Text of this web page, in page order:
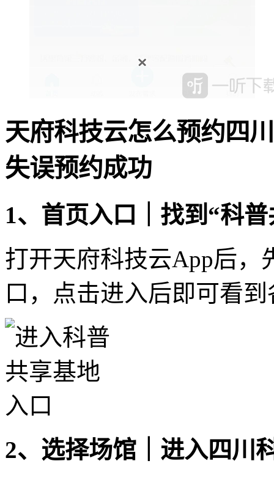
天府科技云怎么预约四
失误预约成功
1、首页入口｜找到“科
打开天府科技云App后，
口，点击进入后即可看
2、选择场馆｜进入四川